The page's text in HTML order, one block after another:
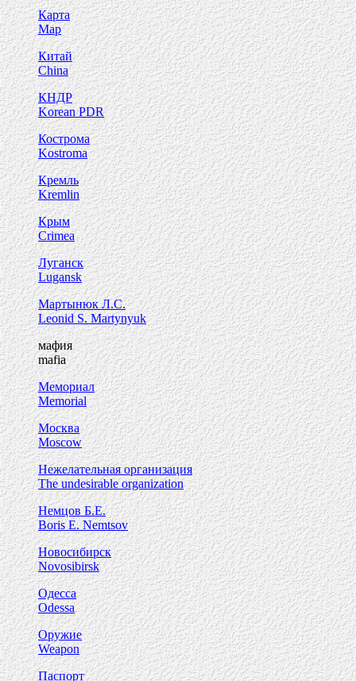
Карта
Map
Китай
China
КНДР
Korean PDR
Кострома
Kostroma
Кремль
Kremlin
Крым
Crimea
Луганск
Lugansk
Мартынюк Л.С.
Leonid S. Martynyuk
мафия
mafia
Мемориал
Memorial
Москва
Moscow
Нежелательная организация
The undesirable organization
Немцов Б.Е.
Boris E. Nemtsov
Новосибирск
Novosibirsk
Одесса
Odessa
Оружие
Weapon
Паспорт